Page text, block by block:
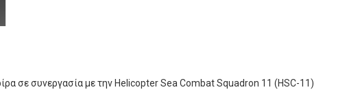
σε συνεργασία με την Helicopter Sea Combat Squadron 11 (HSC-11)